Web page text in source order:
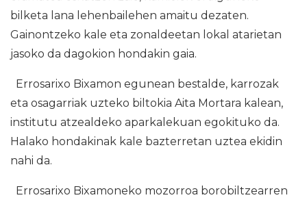
bilketa lana lehenbailehen amaitu dezaten.
Gainontzeko kale eta zonaldeetan lokal atarietan
jasoko da dagokion hondakin gaia.
Errosarixo Bixamon egunean bestalde, karrozak
eta osagarriak uzteko biltokia Aita Mortara kalean,
institutu atzealdeko aparkalekuan egokituko da.
Halako hondakinak kale bazterretan uztea ekidin
nahi da.
Errosarixo Bixamoneko mozorroa borobiltzearren